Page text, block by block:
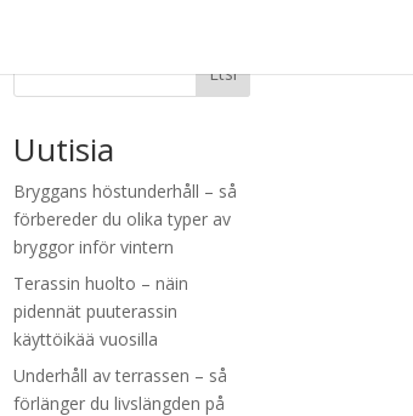
Etsi
Uutisia
Bryggans höstunderhåll – så
förbereder du olika typer av
bryggor inför vintern
Terassin huolto – näin
pidennät puuterassin
käyttöikää vuosilla
Underhåll av terrassen – så
förlänger du livslängden på